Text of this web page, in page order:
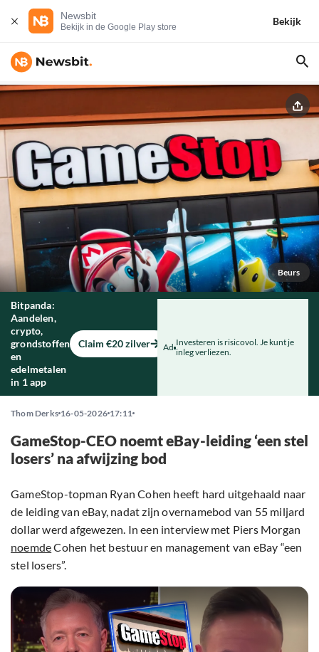
Newsbit
Bekijk in de Google Play store
Bekijk
Beurs
Bitpanda:
Aandelen,
crypto,
grondstoffen
en
edelmetalen
in 1 app
Claim €20 zilver Ad Investeren is risicovol. Je kunt je
inleg verliezen.
Thom Derks 16-05-2026 17:11
GameStop-CEO noemt eBay-leiding ‘een stel
losers’ na afwijzing bod
GameStop-topman Ryan Cohen heeft hard uitgehaald naar
de leiding van eBay, nadat zijn overnamebod van 55 miljard
dollar werd afgewezen. In een interview met Piers Morgan
noemdeCohen het bestuur en management van eBay “een
stel losers”.